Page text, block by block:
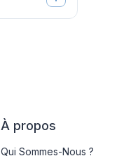
À propos
Qui Sommes-Nous ?